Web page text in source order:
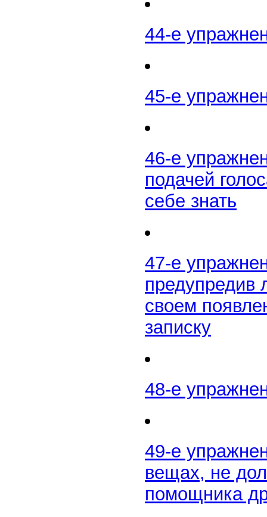
44-е
45-е
46-е
подачей
себе знать
47-е
предупредив
своем
записку
48-е
49-е
вещах, не
помощника